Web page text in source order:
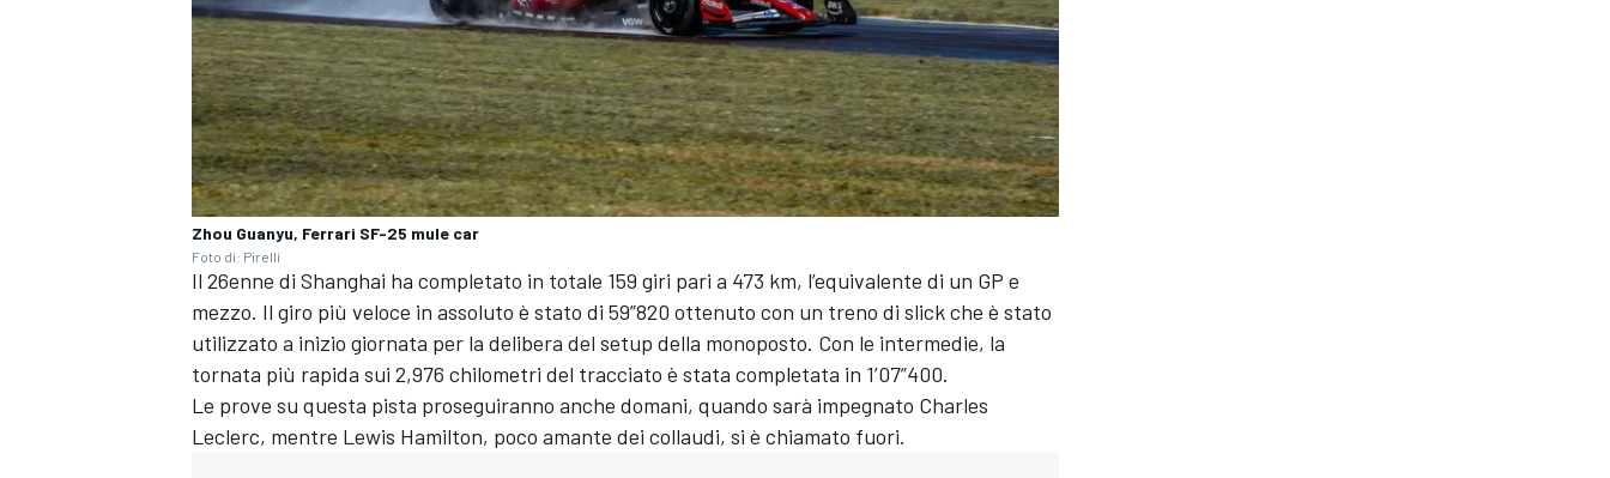
Zhou Guanyu, Ferrari SF-25 mule car
Foto di: Pirelli
Il 26enne di Shanghai ha completato in totale 159 giri pari a 473 km, l’equivalente di un GP e
mezzo. Il giro più veloce in assoluto è stato di 59”820 ottenuto con un treno di slick che è stato
utilizzato a inizio giornata per la delibera del setup della monoposto. Con le intermedie, la
tornata più rapida sui 2,976 chilometri del tracciato è stata completata in 1’07”400.
Le prove su questa pista proseguiranno anche domani, quando sarà impegnato Charles
Leclerc, mentre Lewis Hamilton, poco amante dei collaudi, si è chiamato fuori.